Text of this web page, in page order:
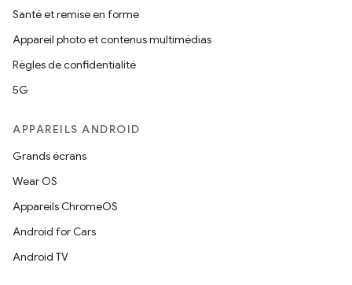
Santé et remise en forme
Appareil photo et contenus multimédias
Règles de confidentialité
5G
APPAREILS ANDROID
Grands écrans
Wear OS
Appareils ChromeOS
Android for Cars
Android TV